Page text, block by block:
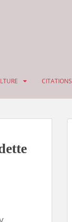
CITATIONS